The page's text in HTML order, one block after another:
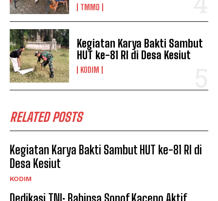
TMMD
Kegiatan Karya Bakti Sambut
HUT ke-81 RI di Desa Kesiut
KODIM
RELATED POSTS
Kegiatan Karya Bakti Sambut HUT ke-81 RI di
Desa Kesiut
KODIM